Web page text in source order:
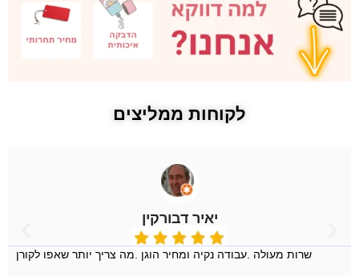
לקוחות ממליצים
יאיר דבורקין
שרות מעולה .עבודה נקיה ומחיר הוגן .מה צריך יותר שאפו לקורן